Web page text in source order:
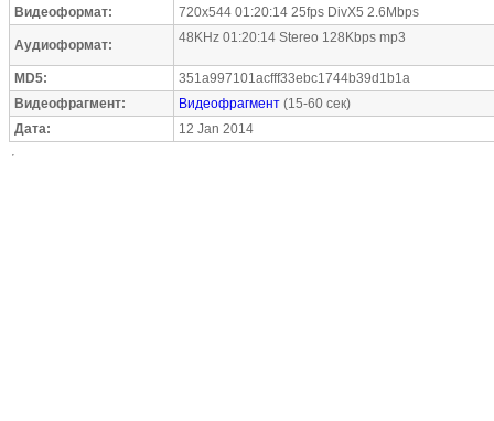
Видеоформат:
720x544 01:20:14 25fps DivX5 2.6Mbps
Аудиоформат: 48KHz 01:20:14 Stereo 128Kbps mp3
MD5:
351a997101acfff33ebc1744b39d1b1a
Видеофрагмент:
Видеофрагмент (15-60 сек)
Дата:
12 Jan 2014